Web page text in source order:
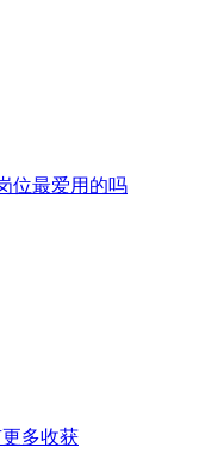
位最爱用的吗
多收获